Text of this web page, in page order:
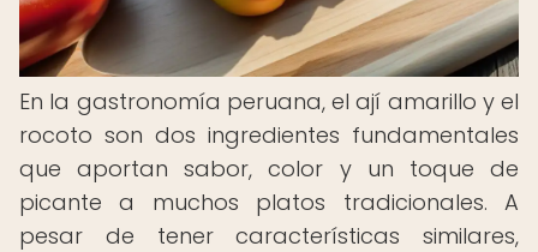
En la gastronomía peruana, el ají amarillo y el
rocoto son dos ingredientes fundamentales
que aportan sabor, color y un toque de
picante a muchos platos tradicionales. A
pesar de tener características similares,